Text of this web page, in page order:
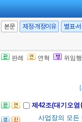
7. 15., 일부개정]
본문 제정·개정이유 별표·
판례 연혁 위임
제41조(조업시
출로 예상되는
제42조(대기오
사업장의 모든